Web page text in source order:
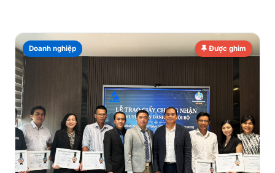
Doanh nghiệp Được ghim